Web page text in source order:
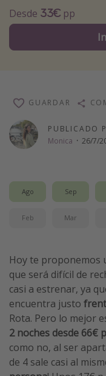
Glamping
Viajes para singles
Más temas
Trabajar en el
Guía de equipaje de
Parques de
Viaja con musicales
El Rey León el musical
Harry Potter en
Eventos deportivos
Desde 33€ pp
PUBLICADO
Monica · 26/7/
GUARDAR
Ago Sep
Feb Mar
Hoy te proponemos
que será difícil de
casi a estrenar, ya
encuentra justo
Rota. Pero lo mejor
2 noches desde 66€
como no, al ser
de 4 sale casi al